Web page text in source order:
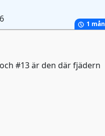
1 mån
#13 är den där fjädern